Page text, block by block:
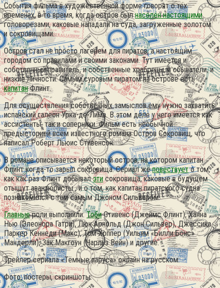
События фильма в художественной форме говорят о тех
временах, в то время, когда остров былнаселён настоящими
головорезами, каковые нападали на суда, загруженные золотом
и сокровищами.
Остров стал не просто лагерем для пиратов, а настоящим
городом со правилами и своими законами. Тут имеется и
собственный правитель, и собственные храбрецы, и обыватели, и
низкие личности. Самым суровым пиратом на острове есть
капитанФлинт.
Для осуществления собственных замыслов ему нужно захватить
испанский галеон Урка-де-Лима. В этом деле у него имеется как
ассистенты, так и соперники. Фильм есть необычной
предысторией всем известного романа Остров Сокровищ, что
написал Роберт Льюис Стивенсон.
В романе описывается некоторый остров, на котором капитан
Флинт когда-то зарыл сокровища. Сериал жеповествуето том,
как как раз Флинт добывалэтисокровища, каковые в будущем
отыщут авантюристы , и о том, как капитан пиратского судна
познакомился с тем самым Джоном Сильвером.
Главныероли выполнили:ТобиСтивенс (Джеймс Флинт), Ханна
Нью (Элеонора Гатри), Люк Арнольд (Джон Сильвер), Джессика
Паркер Кеннеди (Макс), Том Хоппер (Уильям «Билли Бонс»
Мандерли), Зак Макгоун (Чарльз Вейн) и другие.
Трейлер сериала «Тёмные паруса» онлайн на русском:
Фото, постеры, скриншоты: